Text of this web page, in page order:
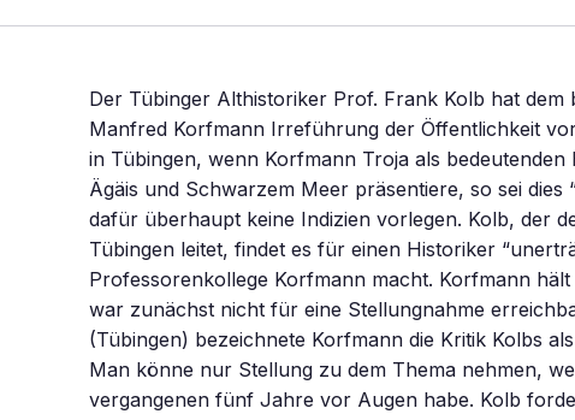
Der Tübinger Althistoriker Prof. Frank Kolb hat
Manfred Korfmann Irreführung der Öffentlichkeit
in Tübingen, wenn Korfmann Troja als
Ägäis und Schwarzem Meer präsentiere, so sei dies
dafür überhaupt keine Indizien vorlegen. Kolb, der
Tübingen leitet, findet es für einen Historiker
Professorenkollege Korfmann macht. Korfmann
war zunächst nicht für eine Stellungnahme
(Tübingen) bezeichnete Korfmann die Kritik Kolbs
Man könne nur Stellung zu dem Thema nehmen,
vergangenen fünf Jahre vor Augen habe. Kolb